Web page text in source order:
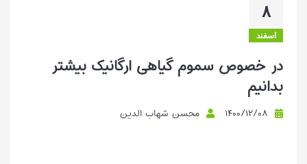
۸
اسفند
در خصوص سموم گیاهی ارگانیک بیشتر
بدانیم
۱۴۰۰/۱۲/۰۸ محسن شهاب الدین